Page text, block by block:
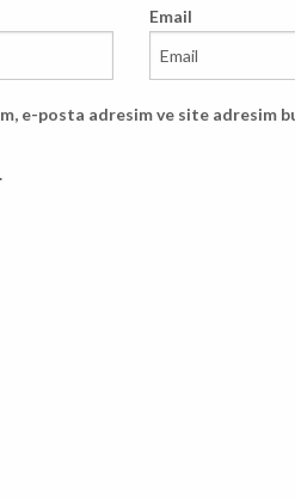
Email
e-posta adresim ve site adresim